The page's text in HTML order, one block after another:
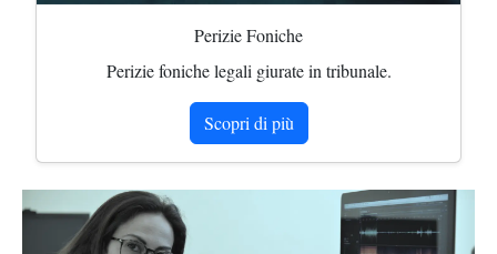
Perizie Foniche
Perizie foniche legali giurate in tribunale.
Scopri di più